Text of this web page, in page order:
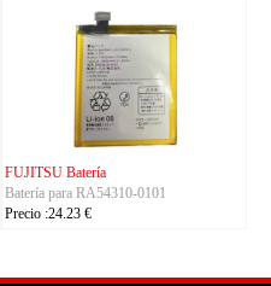
ACE Batería
Batería para BAS022
Precio :24.23 €